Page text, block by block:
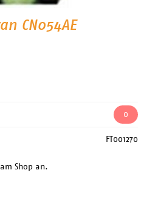
CN054AE
0
FT001270
Shop an.